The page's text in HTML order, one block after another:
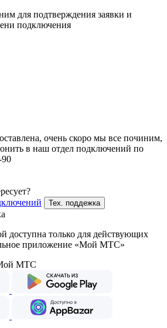
для подтверждения заявки и
подключения
очень скоро мы все починим,
в наш отдел подключений по
90
Тех. поддежка
доступна только для действующих
приложение «Мой МТС»
МТС